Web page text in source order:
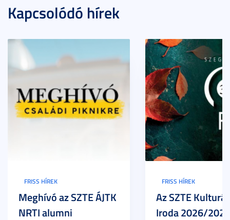
Kapcsolódó hírek
FRISS HÍREK
Meghívó az SZTE ÁJTK
NRTI alumni
FRISS HÍREK
Az SZTE
Iroda 2026/